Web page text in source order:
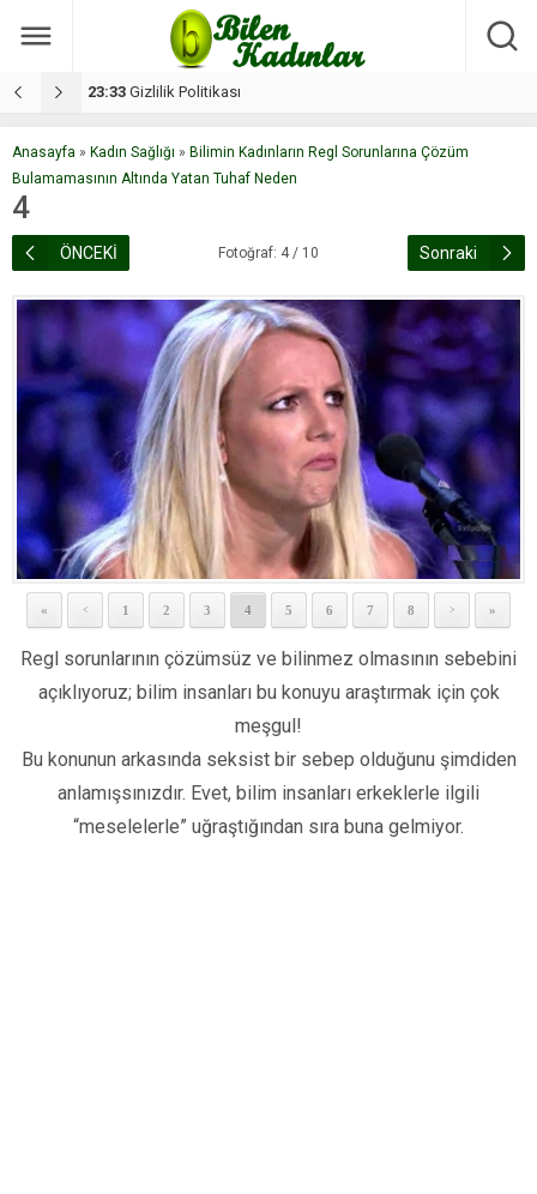
17:08 Dilan, düğününe 5 gün kala hayatını kaybetti
Anasayfa » Kadın Sağlığı » Bilimin Kadınların Regl Sorunlarına Çözüm
Bulamamasının Altında Yatan Tuhaf Neden
4
ÖNCEKİ Fotoğraf: 4 / 10 Sonraki
« < 1 2 3 4 5 6 7 8 > »
Regl sorunlarının çözümsüz ve bilinmez olmasının sebebini
açıklıyoruz; bilim insanları bu konuyu araştırmak için çok
meşgul!
Bu konunun arkasında seksist bir sebep olduğunu şimdiden
anlamışsınızdır. Evet, bilim insanları erkeklerle ilgili
“meselelerle” uğraştığından sıra buna gelmiyor.